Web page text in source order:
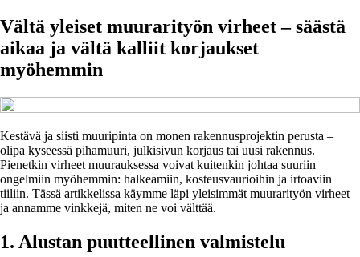
Vältä yleiset muurarityön virheet – säästä
aikaa ja vältä kalliit korjaukset
myöhemmin
Kestävä ja siisti muuripinta on monen rakennusprojektin perusta –
olipa kyseessä pihamuuri, julkisivun korjaus tai uusi rakennus.
Pienetkin virheet muurauksessa voivat kuitenkin johtaa suuriin
ongelmiin myöhemmin: halkeamiin, kosteusvaurioihin ja irtoaviin
tiiliin. Tässä artikkelissa käymme läpi yleisimmät muurarityön virheet
ja annamme vinkkejä, miten ne voi välttää.
1. Alustan puutteellinen valmistelu